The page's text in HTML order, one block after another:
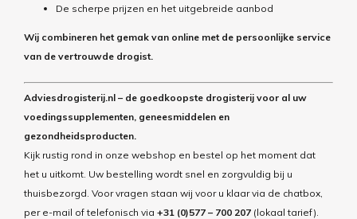
De scherpe prijzen en het uitgebreide aanbod
Wij combineren het gemak van online met de persoonlijke service
van de vertrouwde drogist.
Adviesdrogisterij.nl – de goedkoopste drogisterij voor al uw
voedingssupplementen, geneesmiddelen en
gezondheidsproducten.
Kijk rustig rond in onze webshop en bestel op het moment dat
het u uitkomt. Uw bestelling wordt snel en zorgvuldig bij u
thuisbezorgd. Voor vragen staan wij voor u klaar via de chatbox,
per e-mail of telefonisch via+31 (0)577 – 700 207 (lokaal tarief).